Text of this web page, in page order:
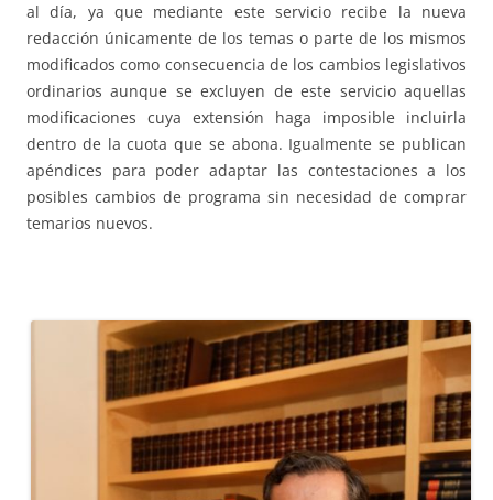
al día, ya que mediante este servicio recibe la nueva
redacción únicamente de los temas o parte de los mismos
modificados como consecuencia de los cambios legislativos
ordinarios aunque se excluyen de este servicio aquellas
modificaciones cuya extensión haga imposible incluirla
dentro de la cuota que se abona. Igualmente se publican
apéndices para poder adaptar las contestaciones a los
posibles cambios de programa sin necesidad de comprar
temarios nuevos.